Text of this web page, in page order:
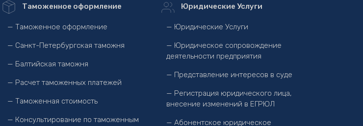
Таможенное оформление
— Таможенное оформление
— Санкт-Петербургская таможня
— Балтийская таможня
— Расчет таможенных платежей
— Таможенная стоимость
— Консультирование по таможенным
Юридические Услуги
— Юридические Услуги
— Юридическое сопровождение
деятельности предприятия
— Представление интересов в суде
— Регистрация юридического лица,
внесение изменений в ЕГРЮЛ
— Абонентское юридическое